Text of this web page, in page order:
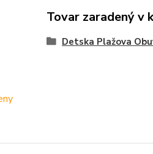
Tovar zaradený v
Detska Plažova